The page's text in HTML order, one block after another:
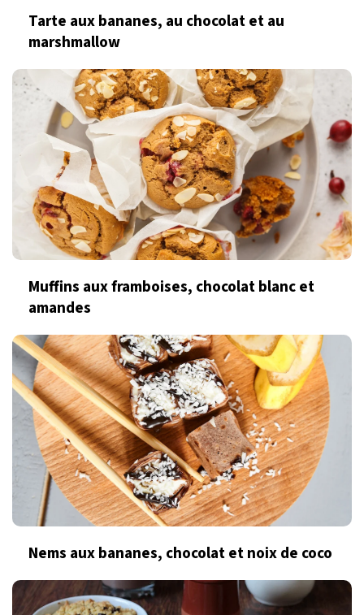
Tarte aux bananes, au chocolat et au
marshmallow
Muffins aux framboises, chocolat blanc et
amandes
Nems aux bananes, chocolat et noix de coco